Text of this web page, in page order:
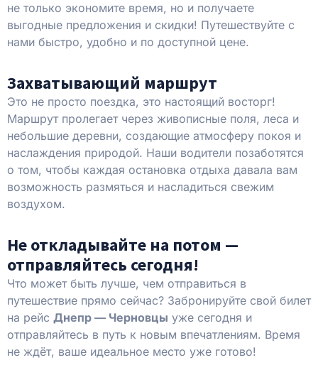
не только экономите время, но и получаете
выгодные предложения и скидки! Путешествуйте с
нами быстро, удобно и по доступной цене.
Захватывающий маршрут
Это не просто поездка, это настоящий восторг!
Маршрут пролегает через живописные поля, леса и
небольшие деревни, создающие атмосферу покоя и
наслаждения природой. Наши водители позаботятся
о том, чтобы каждая остановка отдыха давала вам
возможность размяться и насладиться свежим
воздухом.
Не откладывайте на потом —
отправляйтесь сегодня!
Что может быть лучше, чем отправиться в
путешествие прямо сейчас? Забронируйте свой билет
на рейс Днепр — Черновцы уже сегодня и
отправляйтесь в путь к новым впечатлениям. Время
не ждёт, ваше идеальное место уже готово!